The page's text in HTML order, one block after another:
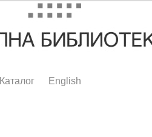
Каталог English